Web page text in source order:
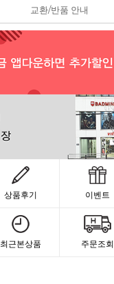
교환/반품 안내
상품후기 이벤트
최근본상품 주문조회